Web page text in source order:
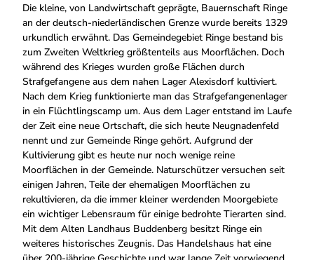
Die kleine, von Landwirtschaft geprägte, Bauernschaft Ringe
an der deutsch-niederländischen Grenze wurde bereits 1329
urkundlich erwähnt. Das Gemeindegebiet Ringe bestand bis
zum Zweiten Weltkrieg größtenteils aus Moorflächen. Doch
während des Krieges wurden große Flächen durch
Strafgefangene aus dem nahen Lager Alexisdorf kultiviert.
Nach dem Krieg funktionierte man das Strafgefangenenlager
in ein Flüchtlingscamp um. Aus dem Lager entstand im Laufe
der Zeit eine neue Ortschaft, die sich heute Neugnadenfeld
nennt und zur Gemeinde Ringe gehört. Aufgrund der
Kultivierung gibt es heute nur noch wenige reine
Moorflächen in der Gemeinde. Naturschützer versuchen seit
einigen Jahren, Teile der ehemaligen Moorflächen zu
rekultivieren, da die immer kleiner werdenden Moorgebiete
ein wichtiger Lebensraum für einige bedrohte Tierarten sind.
Mit dem Alten Landhaus Buddenberg besitzt Ringe ein
weiteres historisches Zeugnis. Das Handelshaus hat eine